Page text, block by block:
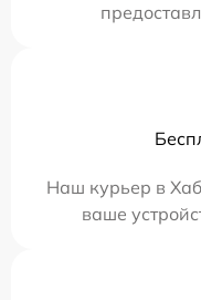
Наш курьер в
ваше